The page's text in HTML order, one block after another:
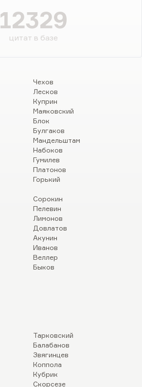
12329
цитат в базе
Чехов
Лесков
Куприн
Маяковский
Блок
Булгаков
Мандельштам
Набоков
Гумилев
Платонов
Горький
Сорокин
Пелевин
Лимонов
Довлатов
Акунин
Иванов
Веллер
Быков
Тарковский
Балабанов
Звягинцев
Коппола
Кубрик
Скорсезе